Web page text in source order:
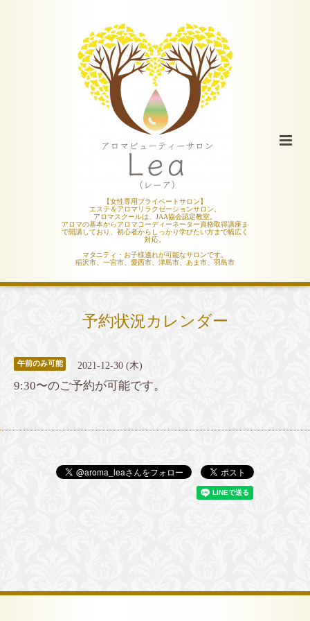
【女性専用プライベートサロン】
エステ＆アロマリラクゼーションサロン。
アロマスクールは、JAA協会認定教室。
アロマの基本からアロマコーディーネーター資格取得講座ま
で開講しており、初心者からしっかり学びたい方まで幅広く
対応。
マタニティ・お子様連れが可能なサロンです。
稲沢市、一宮市、愛西市、津島市、あま市、羽島市
予約状況カレンダー
午前のみ可能 2021-12-30 (木)
9:30〜のご予約が可能です。